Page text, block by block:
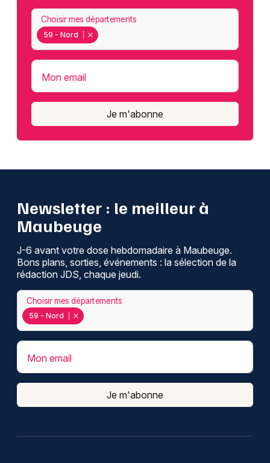
59 - Nord
Choisir mes départements
Mon email
Je m'abonne
Newsletter : le meilleur à
Maubeuge
J-6 avant votre dose hebdomadaire à Maubeuge.
Bons plans, sorties, événements : la sélection de la
rédaction JDS, chaque jeudi.
59 - Nord
Choisir mes départements
Mon email
Je m'abonne